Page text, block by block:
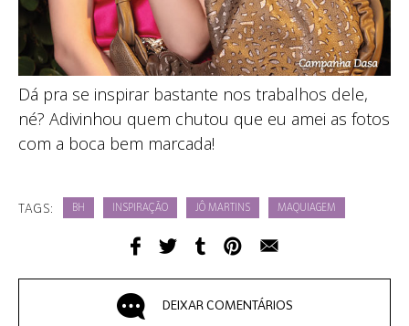
Dá pra se inspirar bastante nos trabalhos dele,
né? Adivinhou quem chutou que eu amei as fotos
com a boca bem marcada!
TAGS: BH INSPIRAÇÃO JÔ MARTINS MAQUIAGEM
DEIXAR COMENTÁRIOS